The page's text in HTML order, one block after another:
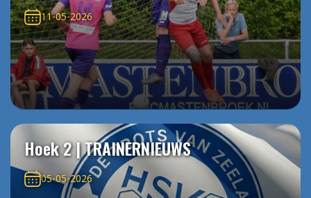
11-05-2026
Hoek 2 | TRAINERNIEUWS
05-05-2026